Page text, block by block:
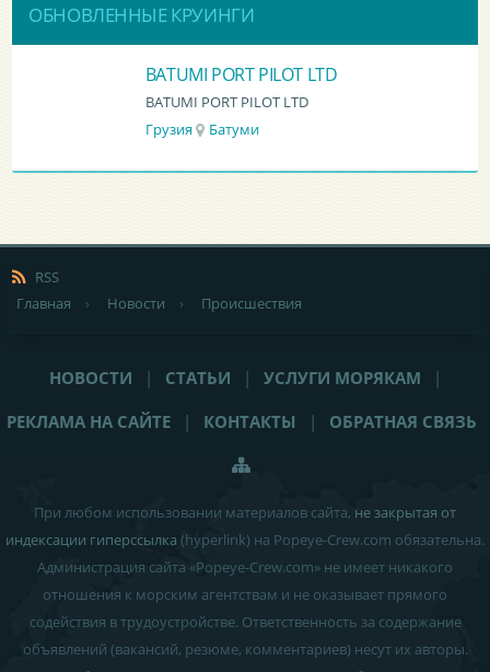
ОБНОВЛЕННЫЕ КРУИНГИ
BATUMI PORT PILOT LTD
BATUMI PORT PILOT LTD
Грузия
Батуми
RSS
Главная
› Новости › Происшествия
НОВОСТИ | СТАТЬИ | УСЛУГИ МОРЯКАМ
|
РЕКЛАМА НА САЙТЕ
| КОНТАКТЫ | ОБРАТНАЯ СВЯЗЬ
При любом использовании материалов сайта, не закрытая от
индексации гиперссылка (hyperlink) на Popeye-Crew.com обязательна.
Администрация сайта «Popeye-Crew.com» не имеет никакого
отношения к морским агентствам и не оказывает прямого
содействия в трудоустройстве. Ответственность за содержание
объявлений (вакансий, резюме, комментариев) несут их авторы.